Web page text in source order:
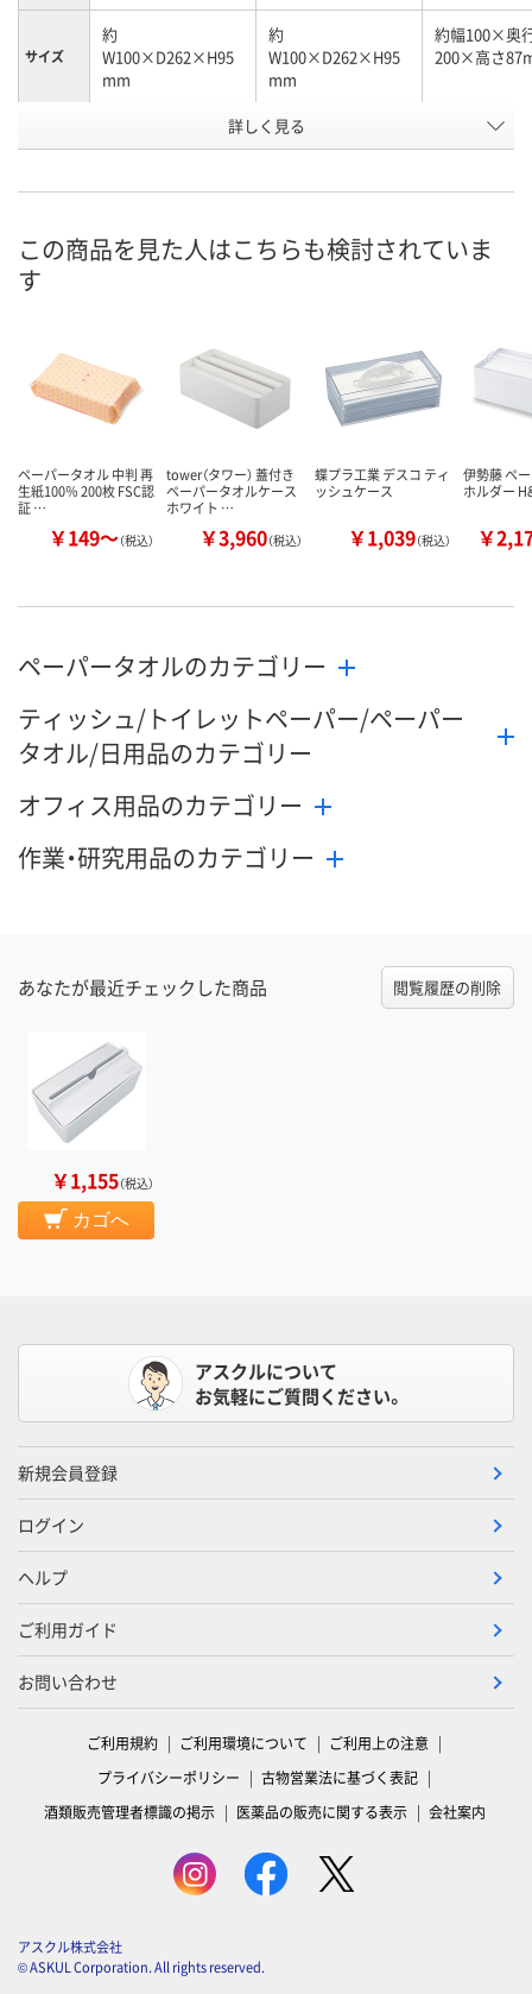
サイズ
約
W100×D262×H95
mm
約
W100×D262×H95
mm
約幅100×奥
200×高さ
小判用 小々判用
号
お届け日
カゴへ カゴへ
詳しく見る
この商品を見た人はこちらも検討されていま
す
ペーパータオル 中判 再
生紙100％ 200枚 FSC認
証 …
￥149～（税込）
tower（タワー） 蓋付き
ペーパータオルケース
ホワイト …
￥3,960（税込）
蝶プラ工業 デスコ ティ
ッシュケース
￥1,039（税込）
伊勢藤 ペ
ホルダー
￥
ペーパータオルのカテゴリー
ティッシュ/トイレットペーパー/ペーパー
タオル/日用品のカテゴリー
オフィス用品のカテゴリー
作業・研究用品のカテゴリー
あなたが最近チェックした商品 閲覧履歴の削除
￥1,155（税込）
カゴへ
アスクルについて
お気軽にご質問ください。
新規会員登録
ログイン
ヘルプ
ご利用ガイド
お問い合わせ
ご利用規約 ご利用環境について
ご利用上の注意
プライバシーポリシー
古物営業法に基づく表記
酒類販売管理者標識の掲示
医薬品の販売に関する表示 会社案内
アスクル株式会社
© ASKUL Corporation. All rights reserved.